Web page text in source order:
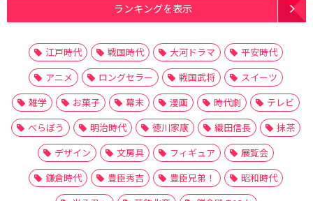
ランキングを表示
江戸時代 戦国時代 大河ドラマ
平安時代
アニメ
ロングセラー 戦国武将
スイーツ
雑学
お菓子 幕末 漫画 時代劇
テレビ
べらぼう
明治時代 徳川家康 織田信長
抹茶
デザイン
文房具 フィギュア
展覧会
鎌倉時代
豊臣秀吉 豊臣兄弟！
昭和時代